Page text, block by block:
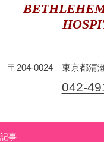
〒204-0024 東京都清
​042-
記事